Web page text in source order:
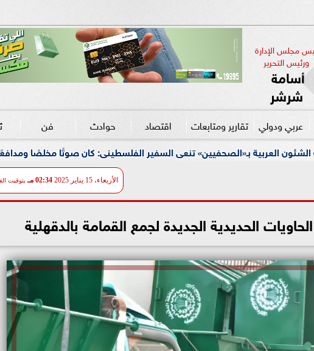
مجلس الإدارة
ورئيس التحرير
أسامة
شرشر
عربي ودولي تقارير ومتابعات اقتصاد حوادث فن
تنعى السفير الفلسطينى: كان صوتًا مخلصًا ومدافعًا صلبًا عن القضية
الأربعاء، 15 يناير 2025 02:34 مـ بتوقيت
الحديدية الجديدة لجمع القمامة بالدقهلية